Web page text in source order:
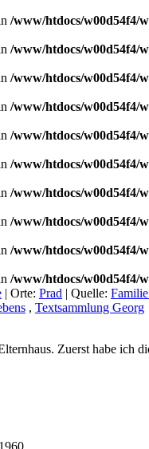
/www/htdocs/w00d54f4/
/www/htdocs/w00d54f4/
/www/htdocs/w00d54f4/
/www/htdocs/w00d54f4/
/www/htdocs/w00d54f4/
/www/htdocs/w00d54f4/
/www/htdocs/w00d54f4/
/www/htdocs/w00d54f4/
/www/htdocs/w00d54f4/
/www/htdocs/w00d54f4/
| Orte: Prad | Quelle:
, Textsammlung Georg
Zuerst habe ich